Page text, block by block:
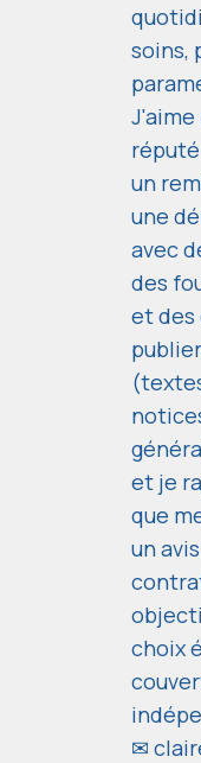
soins,
un
une
avec
des
et des
et je
que
un
choix
✉